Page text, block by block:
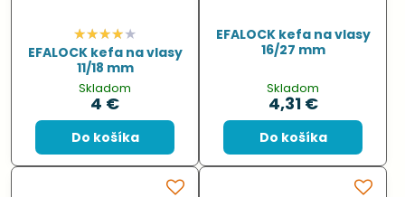
EFALOCK kefa na vlasy
11/18 mm
Skladom
4 €
Do košíka
EFALOCK kefa na vlasy
16/27 mm
Skladom
4,31 €
Do košíka